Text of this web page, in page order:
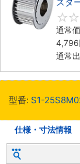
通常
4,796
通常
型番: S1-
仕様・寸法情報